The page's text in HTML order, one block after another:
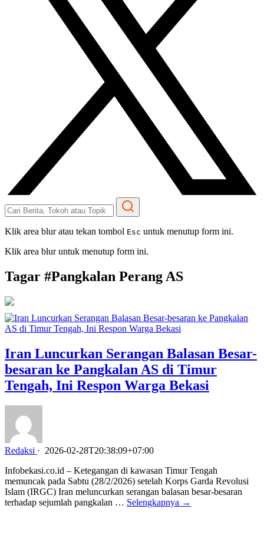
Klik area blur atau tekan tombol Esc untuk menutup form ini.
Klik area blur untuk menutup form ini.
Tagar #Pangkalan Perang AS
Iran Luncurkan Serangan Balasan Besar-
besaran ke Pangkalan AS di Timur
Tengah, Ini Respon Warga Bekasi
Redaksi · 2026-02-28T20:38:09+07:00
Infobekasi.co.id – Ketegangan di kawasan Timur Tengah
memuncak pada Sabtu (28/2/2026) setelah Korps Garda Revolusi
Islam (IRGC) Iran meluncurkan serangan balasan besar-besaran
terhadap sejumlah pangkalan … Selengkapnya →